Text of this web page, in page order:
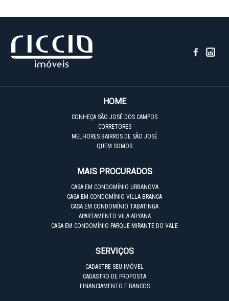
HOME
CONHEÇA SÃO JOSÉ DOS CAMPOS
CORRETORES
MELHORES BAIRROS DE SÃO JOSÉ
QUEM SOMOS
MAIS PROCURADOS
CASA EM CONDOMÍNIO URBANOVA
CASA EM CONDOMÍNIO VILLA BRANCA
CASA EM CONDOMÍNIO TABATINGA
APARTAMENTO VILA ADYANA
CASA EM CONDOMÍNIO PARQUE MIRANTE DO VALE
SERVIÇOS
CADASTRE SEU IMÓVEL
CADASTRO DE PROPOSTA
FINANCIAMENTO E BANCOS